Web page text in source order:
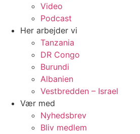
Video
Podcast
Her arbejder vi
Tanzania
DR Congo
Burundi
Albanien
Vestbredden – Israel
Vær med
Nyhedsbrev
Bliv medlem